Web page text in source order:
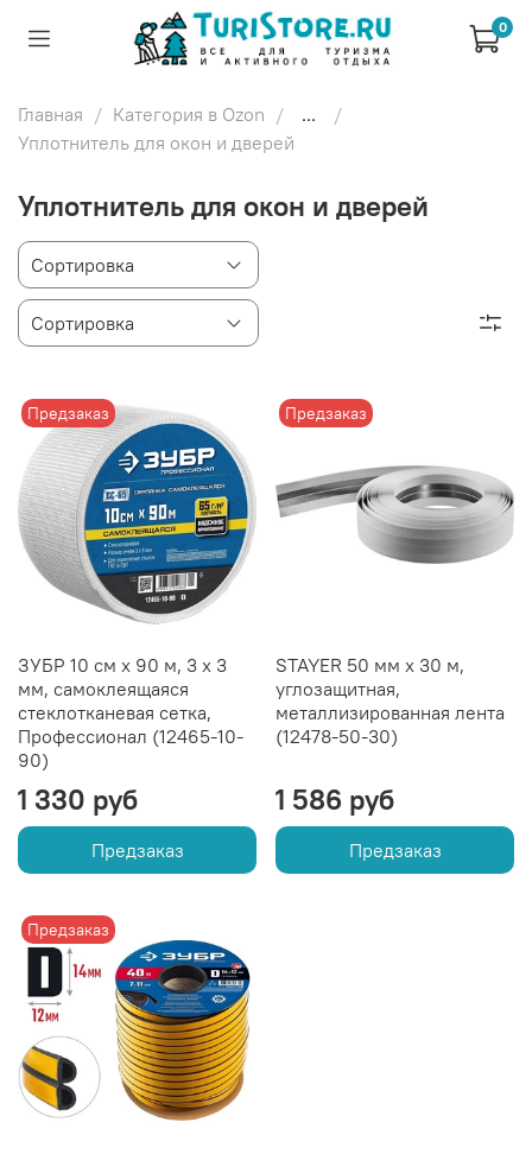
0
Главная Категория в Ozon
...
Уплотнитель для окон и дверей
Уплотнитель для окон и дверей
Предзаказ
ЗУБР 10 см х 90 м, 3 х 3
мм, самоклеящаяся
стеклотканевая сетка,
Профессионал (12465-10-
90)
1 330 руб
Предзаказ
Предзаказ
STAYER 50 мм х 30 м,
углозащитная,
металлизированная лента
(12478-50-30)
1 586 руб
Предзаказ
Предзаказ